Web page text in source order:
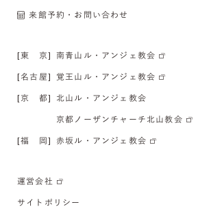
来館予約・お問い合わせ
[東 京] 南青山ル・アンジェ教会
[名古屋] 覚王山ル・アンジェ教会
[京 都] 北山ル・アンジェ教会
京都ノーザンチャーチ北山教会
[福 岡] 赤坂ル・アンジェ教会
運営会社
サイトポリシー